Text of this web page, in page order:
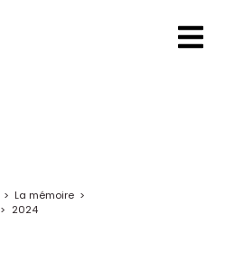
> La mémoire >
> 2024